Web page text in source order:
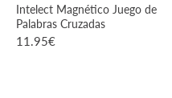
Intelect Magnético Juego de
Palabras Cruzadas
11.95€